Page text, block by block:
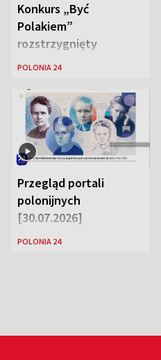
Konkurs „Być
Polakiem”
rozstrzygnięty
POLONIA 24
Przegląd portali
polonijnych
[30.07.2026]
POLONIA 24